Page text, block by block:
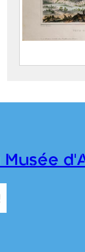
Album du
1893)